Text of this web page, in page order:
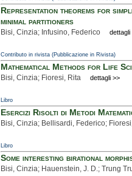
Representation theorems for
minimal partitioners
Bisi, Cinzia; Infusino, Federico dettagli
Contributo in rivista (Pubblicazione in Rivista)
Mathematical Methods for Life
Bisi, Cinzia; Fioresi, Rita dettagli >>
Libro
Esercizi Risolti di Metodi
Bisi, Cinzia; Bellisardi, Federico;
Libro
Some interesting birational
Bisi, Cinzia; Hauenstein, J. D.; Trung